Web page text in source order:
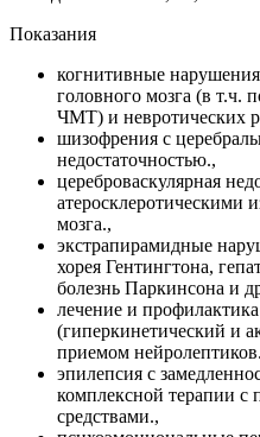
Показания
когнитивные
головного мозга (в т.ч.
ЧМТ) и невротических
шизофрения с
недостаточностью.,
цереброваскулярная
атеросклеротическими
мозга.,
экстрапирамидные
хорея Гентингтона,
болезнь Паркинсона и
лечение и
(гиперкинетический и
приемом
эпилепсия с
комплексной терапии с
средствами.,